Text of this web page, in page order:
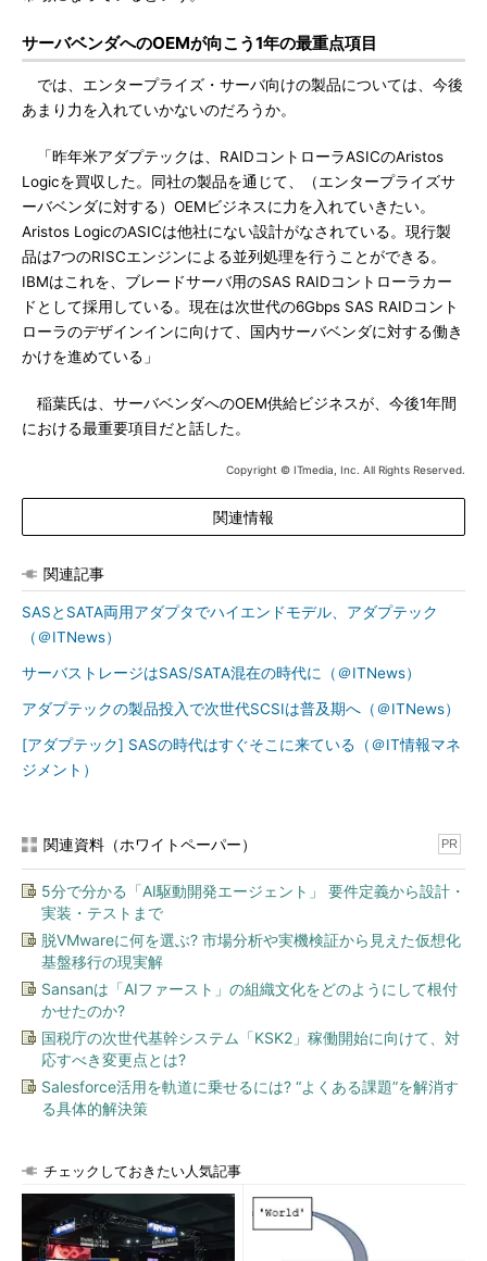
サーバベンダへのOEMが向こう1年の最重点項目
では、エンタープライズ・サーバ向けの製品については、今後
あまり力を入れていかないのだろうか。
「昨年米アダプテックは、RAIDコントローラASICのAristos
Logicを買収した。同社の製品を通じて、（エンタープライズサ
ーバベンダに対する）OEMビジネスに力を入れていきたい。
Aristos LogicのASICは他社にない設計がなされている。現行製
品は7つのRISCエンジンによる並列処理を行うことができる。
IBMはこれを、ブレードサーバ用のSAS RAIDコントローラカー
ドとして採用している。現在は次世代の6Gbps SAS RAIDコント
ローラのデザインインに向けて、国内サーバベンダに対する働き
かけを進めている」
稲葉氏は、サーバベンダへのOEM供給ビジネスが、今後1年間
における最重要項目だと話した。
Copyright © ITmedia, Inc. All Rights Reserved.
関連情報
関連記事
SASとSATA両用アダプタでハイエンドモデル、アダプテック
（＠ITNews）
サーバストレージはSAS/SATA混在の時代に（＠ITNews）
アダプテックの製品投入で次世代SCSIは普及期へ（＠ITNews）
[アダプテック] SASの時代はすぐそこに来ている（＠IT情報マネ
ジメント）
関連資料（ホワイトペーパー） PR
5分で分かる「AI駆動開発エージェント」 要件定義から設計・
実装・テストまで
脱VMwareに何を選ぶ? 市場分析や実機検証から見えた仮想化
基盤移行の現実解
Sansanは「AIファースト」の組織文化をどのようにして根付
かせたのか?
国税庁の次世代基幹システム「KSK2」稼働開始に向けて、対
応すべき変更点とは?
Salesforce活用を軌道に乗せるには? “よくある課題”を解消す
る具体的解決策
チェックしておきたい人気記事